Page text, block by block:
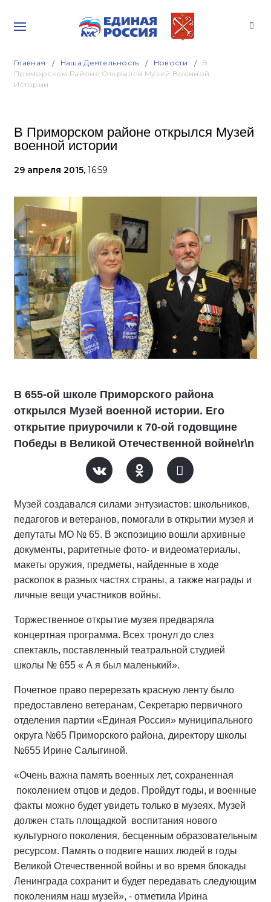
Главная Наша Деятельность Новости
В
Приморском Районе Открылся Музей Военной
Истории
В Приморском районе открылся Музей
военной истории
29 апреля 2015, 16:59
В 655-ой школе Приморского района
открылся Музей военной истории. Его
открытие приурочили к 70-ой годовщине
Победы в Великой Отечественной войне\r\n
Музей создавался силами энтузиастов: школьников,
педагогов и ветеранов, помогали в открытии музея и
депутаты МО № 65. В экспозицию вошли архивные
документы, раритетные фото- и видеоматериалы,
макеты оружия, предметы, найденные в ходе
раскопок в разных частях страны, а также награды и
личные вещи участников войны.
Торжественное открытие музея предваряла
концертная программа. Всех тронул до слез
спектакль, поставленный театральной студией
школы № 655 « А я был маленький».
Почетное право перерезать красную ленту было
предоставлено ветеранам, Секретарю первичного
отделения партии «Единая Россия» муниципального
округа №65 Приморского района, директору школы
№655 Ирине Салыгиной.
«Очень важна память военных лет, сохраненная
поколением отцов и дедов. Пройдут годы, и военные
факты можно будет увидеть только в музеях. Музей
должен стать площадкой воспитания нового
культурного поколения, бесценным образовательным
ресурсом. Память о подвиге наших людей в годы
Великой Отечественной войны и во время блокады
Ленинграда сохранит и будет передавать следующим
поколениям наш музей», - отметила Ирина